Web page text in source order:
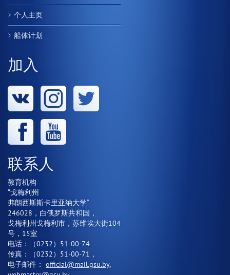
个人主页
船体计划
加入
联系人
教育机构
“戈梅利州
弗朗西斯斯卡里亚纳大学“
246028，白俄罗斯共和国，
戈梅利州戈梅利市，苏维埃大街104
号，15室
电话：（0232）51-00-74
传真：（0232）51-00-71，
电子邮件： official@mail.gsu.by,